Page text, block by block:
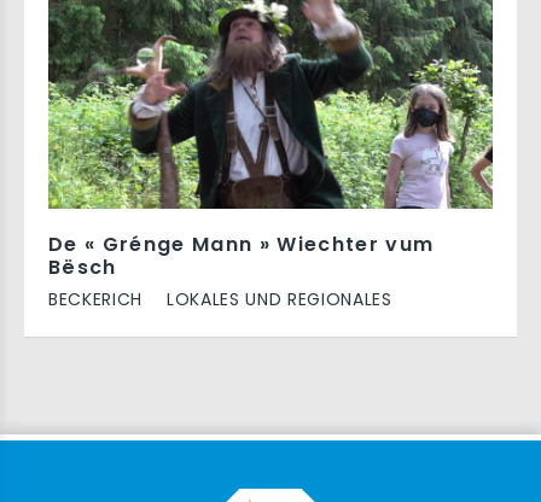
De « Grénge Mann » Wiechter vum
Bësch
BECKERICH LOKALES UND REGIONALES